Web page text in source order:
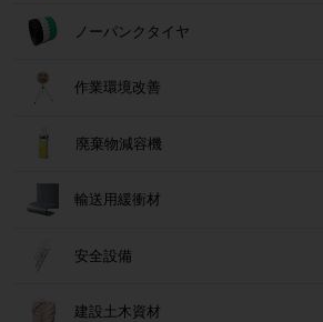
ノーパンクタイヤ
作業環境改善
廃棄物減容機
輸送用緩衝材
安全設備
建設土木資材